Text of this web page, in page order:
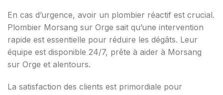
En cas d’urgence, avoir un plombier réactif est crucial.
Plombier Morsang sur Orge sait qu’une intervention
rapide est essentielle pour réduire les dégâts. Leur
équipe est disponible 24/7, prête à aider à Morsang
sur Orge et alentours.
La satisfaction des clients est primordiale pour